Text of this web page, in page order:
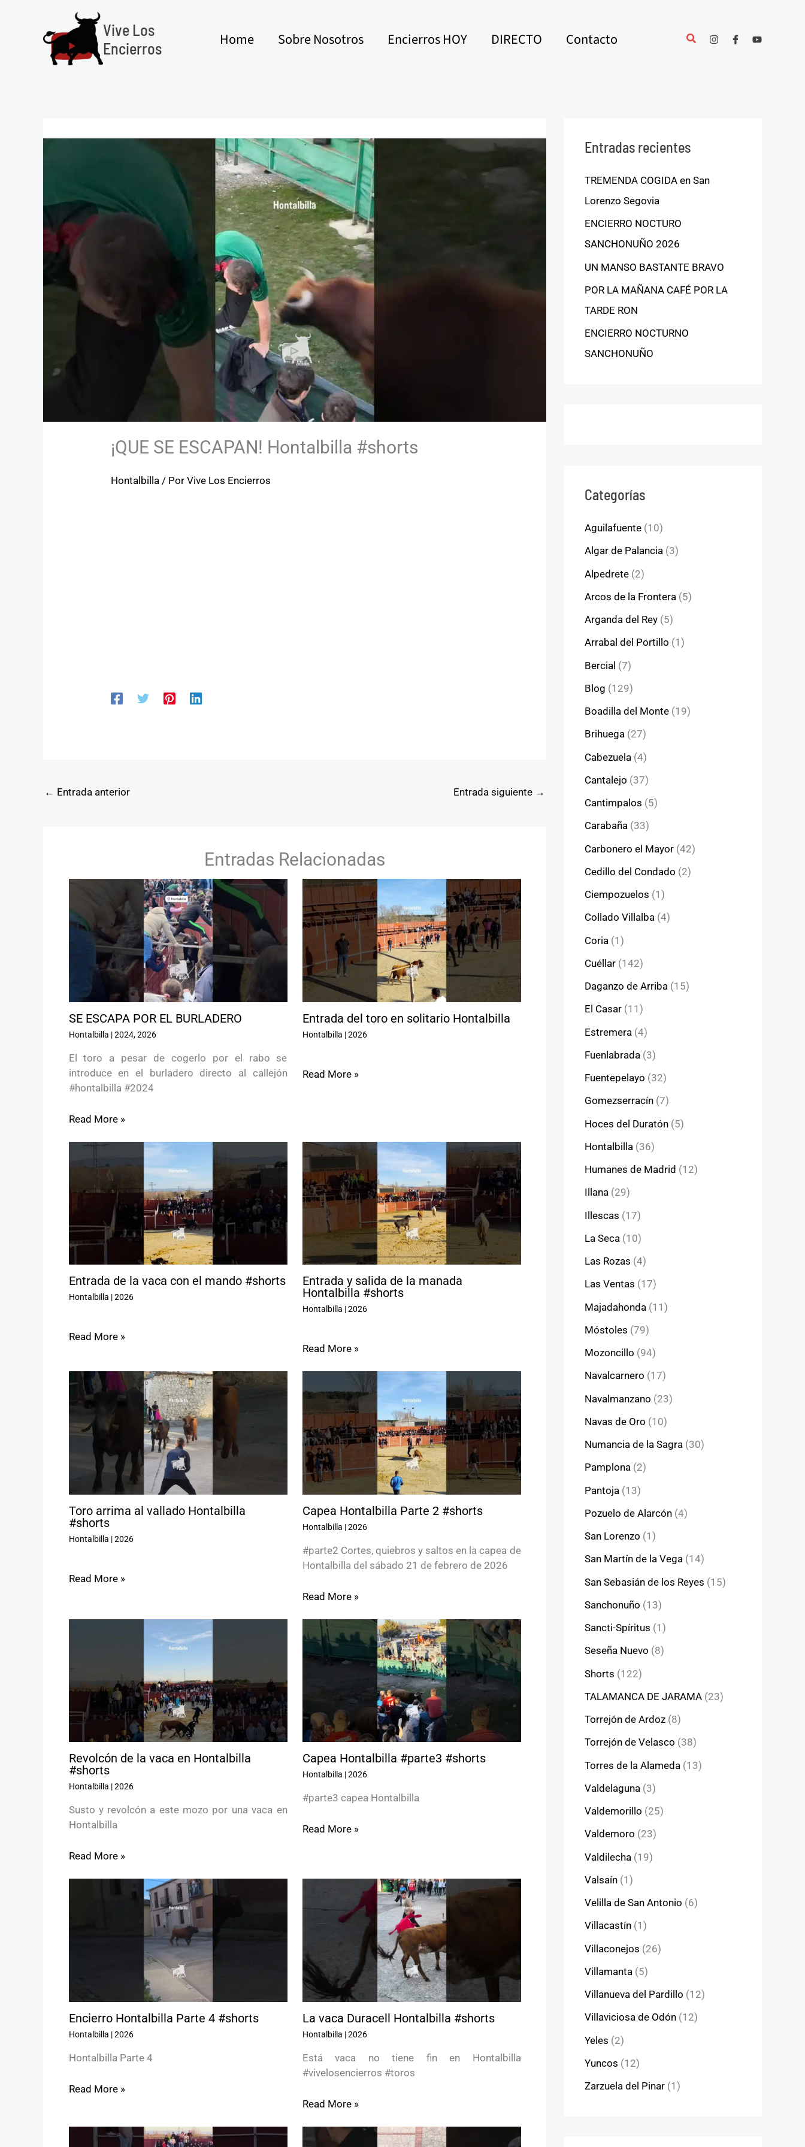
contenido
Vive Los
Encierros
Home Sobre Nosotros Encierros HOY DIRECTO Contacto
¡QUE SE ESCAPAN! Hontalbilla #shorts
Hontalbilla / PorVive Los Encierros
← Entrada anterior Entrada siguiente →
Entradas Relacionadas
SE ESCAPA POR EL BURLADERO
Hontalbilla |2024,2026
El toro a pesar de cogerlo por el rabo se
introduce en el burladero directo al callejón
#hontalbilla #2024
Read More »
Entrada del toro en solitario Hontalbilla
Hontalbilla |2026
Read More »
Entrada de la vaca con el mando #shorts
Hontalbilla |2026
Read More »
Entrada y salida de la manada
Hontalbilla #shorts
Hontalbilla |2026
Read More »
Toro arrima al vallado Hontalbilla
#shorts
Hontalbilla |2026
Read More »
Capea Hontalbilla Parte 2 #shorts
Hontalbilla |2026
#parte2 Cortes, quiebros y saltos en la capea de
Hontalbilla del sábado 21 de febrero de 2026
Read More »
Revolcón de la vaca en Hontalbilla
#shorts
Hontalbilla |2026
Susto y revolcón a este mozo por una vaca en
Hontalbilla
Read More »
Capea Hontalbilla #parte3 #shorts
Hontalbilla |2026
#parte3 capea Hontalbilla
Read More »
Encierro Hontalbilla Parte 4 #shorts
Hontalbilla |2026
Hontalbilla Parte 4
Read More »
La vaca Duracell Hontalbilla #shorts
Hontalbilla |2026
Está vaca no tiene fin en Hontalbilla
#vivelosencierros #toros
Read More »
Entradas recientes
TREMENDA COGIDA en San
Lorenzo Segovia
ENCIERRO NOCTURO
SANCHONUÑO 2026
UN MANSO BASTANTE BRAVO
POR LA MAÑANA CAFÉ POR LA
TARDE RON
ENCIERRO NOCTURNO
SANCHONUÑO
Categorías
Aguilafuente (10)
Algar de Palancia (3)
Alpedrete (2)
Arcos de la Frontera (5)
Arganda del Rey (5)
Arrabal del Portillo (1)
Bercial (7)
Blog (129)
Boadilla del Monte (19)
Brihuega (27)
Cabezuela (4)
Cantalejo (37)
Cantimpalos (5)
Carabaña (33)
Carbonero el Mayor (42)
Cedillo del Condado (2)
Ciempozuelos (1)
Collado Villalba (4)
Coria (1)
Cuéllar (142)
Daganzo de Arriba (15)
El Casar (11)
Estremera (4)
Fuenlabrada (3)
Fuentepelayo (32)
Gomezserracín (7)
Hoces del Duratón (5)
Hontalbilla (36)
Humanes de Madrid (12)
Illana (29)
Illescas (17)
La Seca (10)
Las Rozas (4)
Las Ventas (17)
Majadahonda (11)
Móstoles (79)
Mozoncillo (94)
Navalcarnero (17)
Navalmanzano (23)
Navas de Oro (10)
Numancia de la Sagra (30)
Pamplona (2)
Pantoja (13)
Pozuelo de Alarcón (4)
San Lorenzo (1)
San Martín de la Vega (14)
San Sebasián de los Reyes (15)
Sanchonuño (13)
Sancti-Spíritus (1)
Seseña Nuevo (8)
Shorts (122)
TALAMANCA DE JARAMA (23)
Torrejón de Ardoz (8)
Torrejón de Velasco (38)
Torres de la Alameda (13)
Valdelaguna (3)
Valdemorillo (25)
Valdemoro (23)
Valdilecha (19)
Valsaín (1)
Velilla de San Antonio (6)
Villacastín (1)
Villaconejos (26)
Villamanta (5)
Villanueva del Pardillo (12)
Villaviciosa de Odón (12)
Yeles (2)
Yuncos (12)
Zarzuela del Pinar (1)